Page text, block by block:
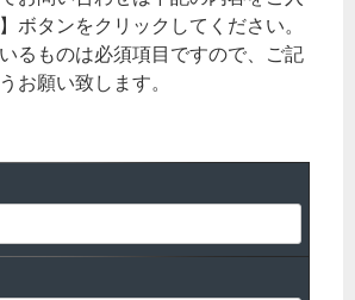
ボタンをクリックしてください。
るものは必須項目ですので、ご記
お願い致します。